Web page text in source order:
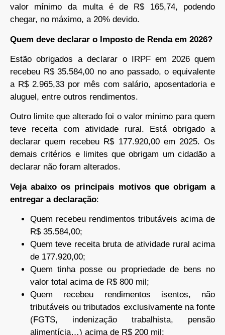
valor mínimo da multa é de R$ 165,74, podendo
chegar, no máximo, a 20% devido.
Quem deve declarar o Imposto de Renda em 2026?
Estão obrigados a declarar o IRPF em 2026 quem
recebeu R$ 35.584,00 no ano passado, o equivalente
a R$ 2.965,33 por mês com salário, aposentadoria e
aluguel, entre outros rendimentos.
Outro limite que alterado foi o valor mínimo para quem
teve receita com atividade rural. Está obrigado a
declarar quem recebeu R$ 177.920,00 em 2025. Os
demais critérios e limites que obrigam um cidadão a
declarar não foram alterados.
Veja abaixo os principais motivos que obrigam a
entregar a declaração:
Quem recebeu rendimentos tributáveis acima de
R$ 35.584,00;
Quem teve receita bruta de atividade rural acima
de 177.920,00;
Quem tinha posse ou propriedade de bens no
valor total acima de R$ 800 mil;
Quem recebeu rendimentos isentos, não
tributáveis ou tributados exclusivamente na fonte
(FGTS, indenização trabalhista, pensão
alimentícia…) acima de R$ 200 mil;